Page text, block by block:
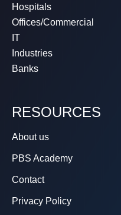
Hospitals
Offices/Commercial
IT
Industries
Banks
RESOURCES
About us
PBS Academy
Contact
Privacy Policy